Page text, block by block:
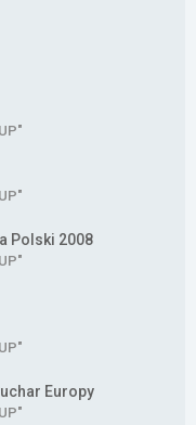
Polski 2008
Europy